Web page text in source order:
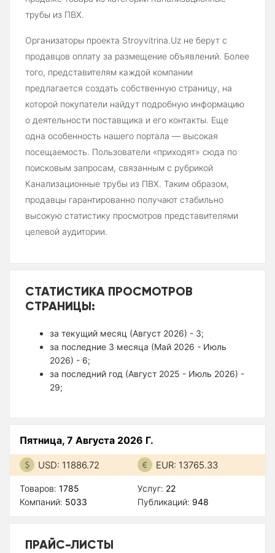
трубы из ПВХ.
Организаторы проекта Stroyvitrina.Uz не берут с
продавцов оплату за размещение объявлений. Более
того, представителям каждой компании
предлагается создать собственную страницу, на
которой покупатели найдут подробную информацию
о деятельности поставщика и его контакты. Еще
одна особенность нашего портала — высокая
посещаемость. Пользователи «приходят» сюда по
поисковым запросам, связанным с рубрикой
Канализационные трубы из ПВХ. Таким образом,
продавцы гарантированно получают стабильно
высокую статистику просмотров представителями
целевой аудитории.
СТАТИСТИКА ПРОСМОТРОВ
СТРАНИЦЫ:
за текущий месяц (Август 2026) - 3;
за последние 3 месяца (Май 2026 - Июль
2026) - 6;
за последний год (Август 2025 - Июль 2026) -
29;
Пятница, 7 Августа 2026 Г.
USD: 11886.72 EUR: 13765.33
Товаров: 1785
Компаний: 5033
Услуг: 22
Публикаций: 948
ПРАЙС-ЛИСТЫ